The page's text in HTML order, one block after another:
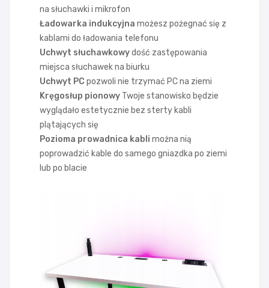
na słuchawki i mikrofon
Ładowarka indukcyjna możesz pożegnać się z
kablami do ładowania telefonu
Uchwyt słuchawkowydość zastępowania
miejsca słuchawek na biurku
Uchwyt PC pozwoli nie trzymać PC na ziemi
Kręgosłup pionowy Twoje stanowisko będzie
wyglądało estetycznie bez sterty kabli
plątających się
Pozioma prowadnica kabli można nią
poprowadzić kable do samego gniazdka po ziemi
lub po blacie